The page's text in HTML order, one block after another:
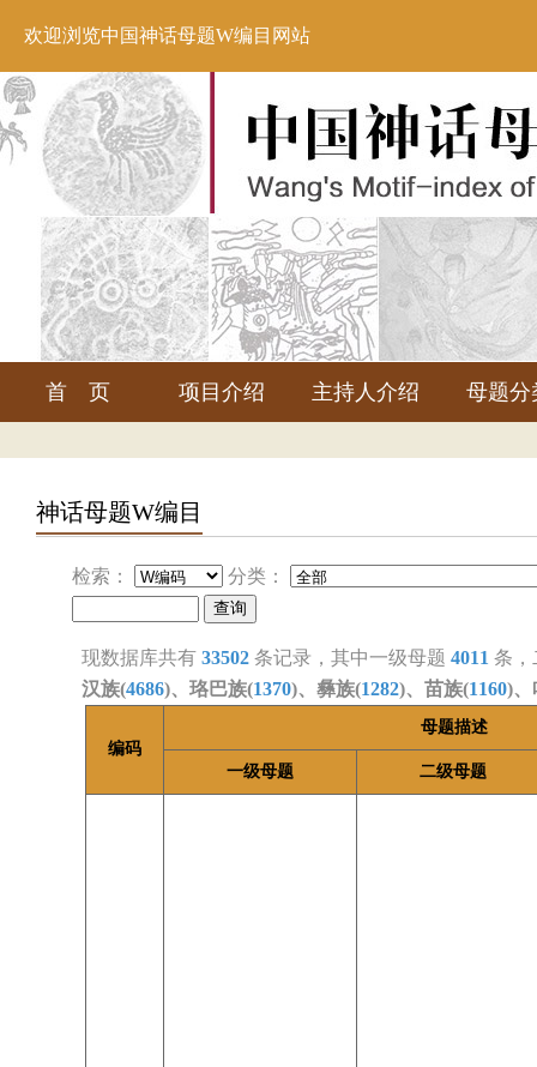
欢迎浏览中国神话母题W编目网站
首 页 项目介绍 主持人介绍 母题分
神话母题W编目
检索： 分类：
现数据库共有 33502 条记录，其中一级母题 4011 条
汉族(4686)、珞巴族(1370)、彝族(1282)、苗族(1160)、
编码
母题描述
一级母题 二级母题